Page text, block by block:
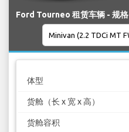
Ford Tourneo 租赁车辆 - 规格
体型
货舱（长 x 宽 x 高）
货舱容积